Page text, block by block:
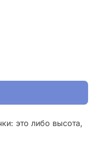
это либо высота,